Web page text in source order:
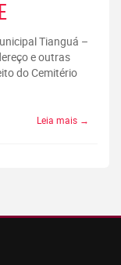
Tianguá –
e outras
do Cemitério
Leia mais →